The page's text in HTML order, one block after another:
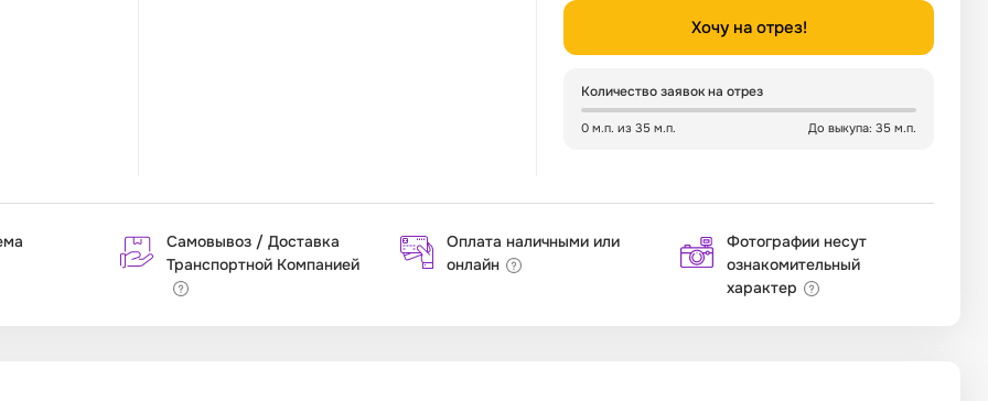
Хочу на отрез!
Количество заявок на отрез
0 м.п. из 35 м.п. До выкупа: 35 м.п.
Самовывоз / Доставка
Транспортной Компанией
Оплата наличными или
онлайн
Фотографии несут
ознакомительный
характер